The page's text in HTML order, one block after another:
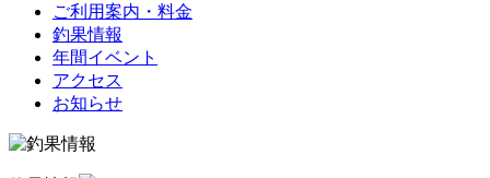
ご利用案内・料金
釣果情報
年間イベント
アクセス
お知らせ